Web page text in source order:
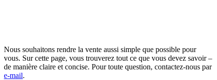
Nous souhaitons rendre la vente aussi simple que possible pour
vous. Sur cette page, vous trouverez tout ce que vous devez savoir –
de manière claire et concise. Pour toute question, contactez-nous par
e-mail.